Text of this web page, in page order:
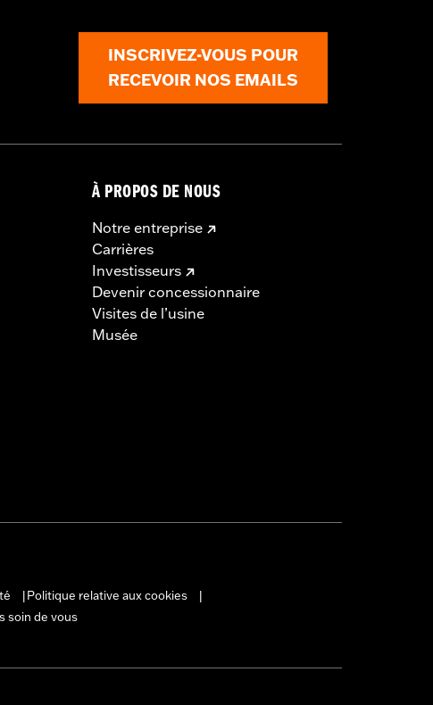
INSCRIVEZ-VOUS POUR
RECEVOIR NOS EMAILS
À PROPOS DE NOUS
Notre entreprise
Carrières
Investisseurs
Devenir concessionnaire
Visites de l’usine
Musée
Politique relative aux cookies
soin de vous